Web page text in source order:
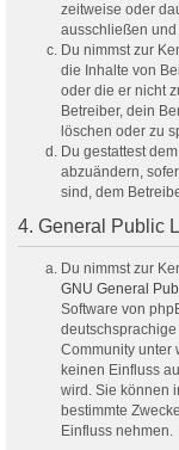
zeitweise oder
ausschließen
Du nimmst zur
die Inhalte von
oder die er nicht
Betreiber, dein
löschen oder zu
Du gestattest
abzuändern,
sind, dem
4. General Public
Du nimmst zur
GNU General
Software von
Community unter
keinen Einfluss
wird. Sie können
bestimmte
Einfluss nehmen.